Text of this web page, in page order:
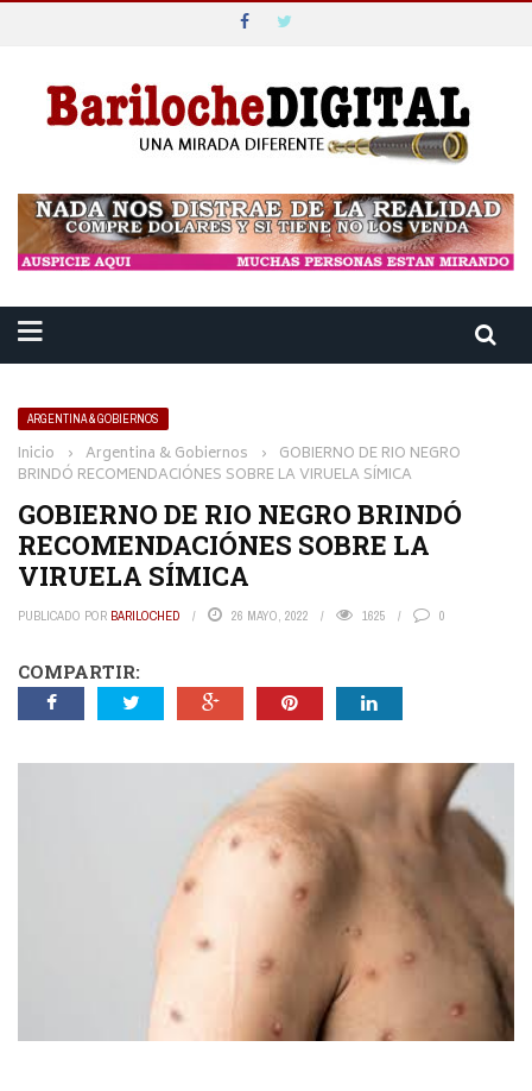
ARGENTINA & GOBIERNOS
Inicio › Argentina & Gobiernos › GOBIERNO DE RIO NEGRO
BRINDÓ RECOMENDACIÓNES SOBRE LA VIRUELA SÍMICA
GOBIERNO DE RIO NEGRO BRINDÓ
RECOMENDACIÓNES SOBRE LA
VIRUELA SÍMICA
PUBLICADO POR BARILOCHED 26 MAYO, 2022 1625 0
COMPARTIR: